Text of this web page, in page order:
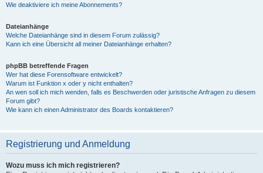
Wie deaktiviere ich meine Abonnements?
Dateianhänge
Welche Dateianhänge sind in diesem Forum zulässig?
Kann ich eine Übersicht all meiner Dateianhänge erhalten?
phpBB betreffende Fragen
Wer hat diese Forensoftware entwickelt?
Warum ist Funktion x oder y nicht enthalten?
An wen soll ich mich wenden, falls es Beschwerden oder juristische Anfragen zu diesem
Forum gibt?
Wie kann ich einen Administrator des Boards kontaktieren?
Registrierung und Anmeldung
Wozu muss ich mich registrieren?